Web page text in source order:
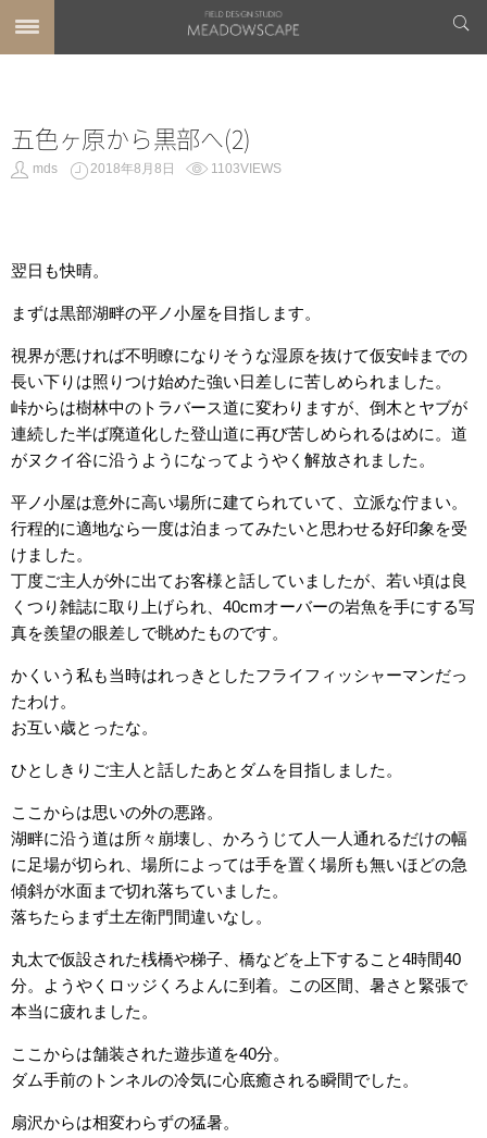
五色ヶ原から黒部へ(2)
mds 2018年8月8日 1103VIEWS
翌日も快晴。
まずは黒部湖畔の平ノ小屋を目指します。
視界が悪ければ不明瞭になりそうな湿原を抜けて仮安峠までの
長い下りは照りつけ始めた強い日差しに苦しめられました。
峠からは樹林中のトラバース道に変わりますが、倒木とヤブが
連続した半ば廃道化した登山道に再び苦しめられるはめに。道
がヌクイ谷に沿うようになってようやく解放されました。
平ノ小屋は意外に高い場所に建てられていて、立派な佇まい。
行程的に適地なら一度は泊まってみたいと思わせる好印象を受
けました。
丁度ご主人が外に出てお客様と話していましたが、若い頃は良
くつり雑誌に取り上げられ、40cmオーバーの岩魚を手にする写
真を羨望の眼差しで眺めたものです。
かくいう私も当時はれっきとしたフライフィッシャーマンだっ
たわけ。
お互い歳とったな。
ひとしきりご主人と話したあとダムを目指しました。
ここからは思いの外の悪路。
湖畔に沿う道は所々崩壊し、かろうじて人一人通れるだけの幅
に足場が切られ、場所によっては手を置く場所も無いほどの急
傾斜が水面まで切れ落ちていました。
落ちたらまず土左衛門間違いなし。
丸太で仮設された桟橋や梯子、橋などを上下すること4時間40
分。ようやくロッジくろよんに到着。この区間、暑さと緊張で
本当に疲れました。
ここからは舗装された遊歩道を40分。
ダム手前のトンネルの冷気に心底癒される瞬間でした。
扇沢からは相変わらずの猛暑。